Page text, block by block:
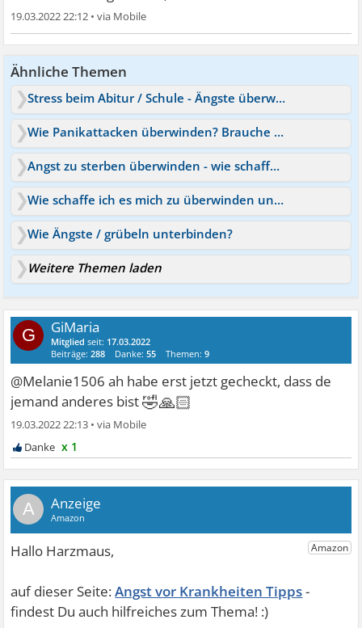
19.03.2022 22:12 •
Ähnliche Themen
Stress beim Abitur / Schule - Ängste überwinden
Wie Panikattacken überwinden? Brauche Unterstützung
Angst zu sterben überwinden - wie schaffe ich das?
Wie schaffe ich es mich zu überwinden und zum Arzt zu gehen?
Wie Ängste / grübeln unterbinden?
Weitere Themen laden
G GiMaria
Mitglied seit: 17.03.2022
Beiträge:288 Danke:55 Themen:9
@Melanie1506 ah habe erst jetzt gecheckt, dass de
jemand anderes bist🤣🙏🏻
19.03.2022 22:13 •
x 1
A
Angst vor Krankheiten Tipps